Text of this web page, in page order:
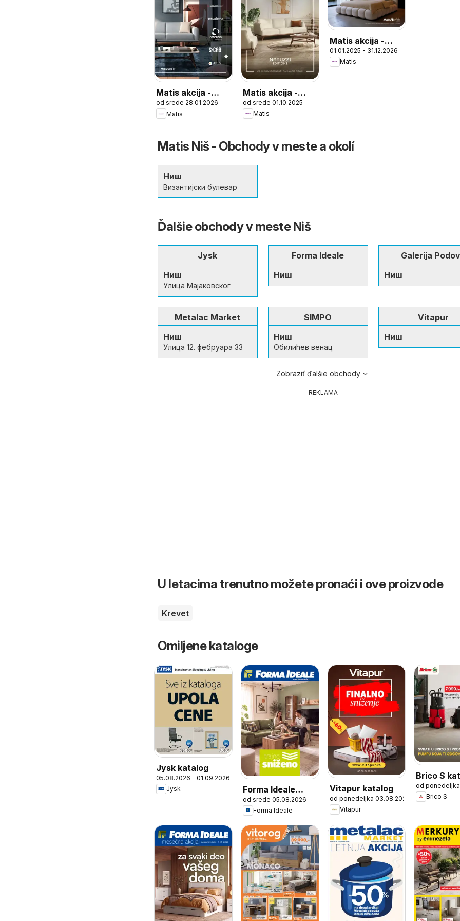
Matis akcija -
katalog Italijanski
brendovi
od srede 28.01.2026
Matis
Matis akcija -
Natuzzi editions
od srede 01.10.2025
Matis
Matis akcija -
mebl 2025/26
01.01.2025 - 31.12.2026
Matis
Matis Niš - Obchody v meste a okolí
Ниш
Византијски булевар
Ďalšie obchody v meste Niš
Jysk
Ниш
Улица Мајаковског
Forma Ideale
Ниш
Galerija
Ниш
Metalac Market
Ниш
Улица 12. фебруара 33
SIMPO
Ниш
Обилићев венац
Vitapur
Ниш
Zobraziť ďalšie obchody
REKLAMA
U letacima trenutno možete pronaći i ove proizvode
Krevet
Omiljene kataloge
Jysk katalog
05.08.2026 - 01.09.2026
Jysk
Forma Ideale
katalog Trajno
sniženo
od srede 05.08.2026
Forma Ideale
Vitapur katalog
od ponedeljka 03.08.2026
Vitapur
Brico S
od
Brico S